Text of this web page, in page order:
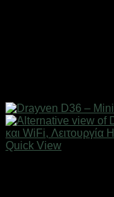
Quick View